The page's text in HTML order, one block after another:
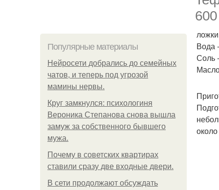
Популярные материалы
Нейросети добрались до семейных
чатов, и теперь под угрозой
мамины нервы.
Круг замкнулся: психологиня
Вероника Степанова снова вышла
замуж за собственного бывшего
мужа.
Почему в советских квартирах
ставили сразу две входные двери.
В сети продолжают обсуждать
Вода
Соль